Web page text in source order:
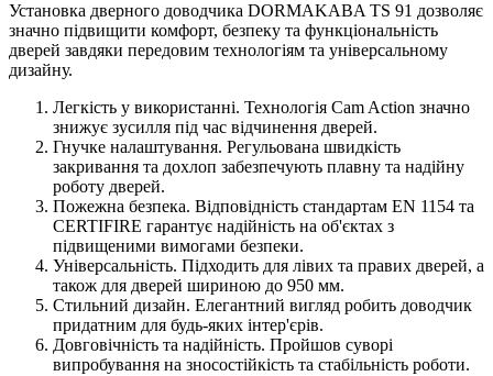
Установка дверного доводчика DORMAKABA TS 91 дозволяє
значно підвищити комфорт, безпеку та функціональність
дверей завдяки передовим технологіям та універсальному
дизайну.
Легкість у використанні. Технологія Cam Action значно
знижує зусилля під час відчинення дверей.
Гнучке налаштування. Регульована швидкість
закривання та дохлоп забезпечують плавну та надійну
роботу дверей.
Пожежна безпека. Відповідність стандартам EN 1154 та
CERTIFIRE гарантує надійність на об'єктах з
підвищеними вимогами безпеки.
Універсальність. Підходить для лівих та правих дверей, а
також для дверей шириною до 950 мм.
Стильний дизайн. Елегантний вигляд робить доводчик
придатним для будь-яких інтер'єрів.
Довговічність та надійність. Пройшов суворі
випробування на зносостійкість та стабільність роботи.